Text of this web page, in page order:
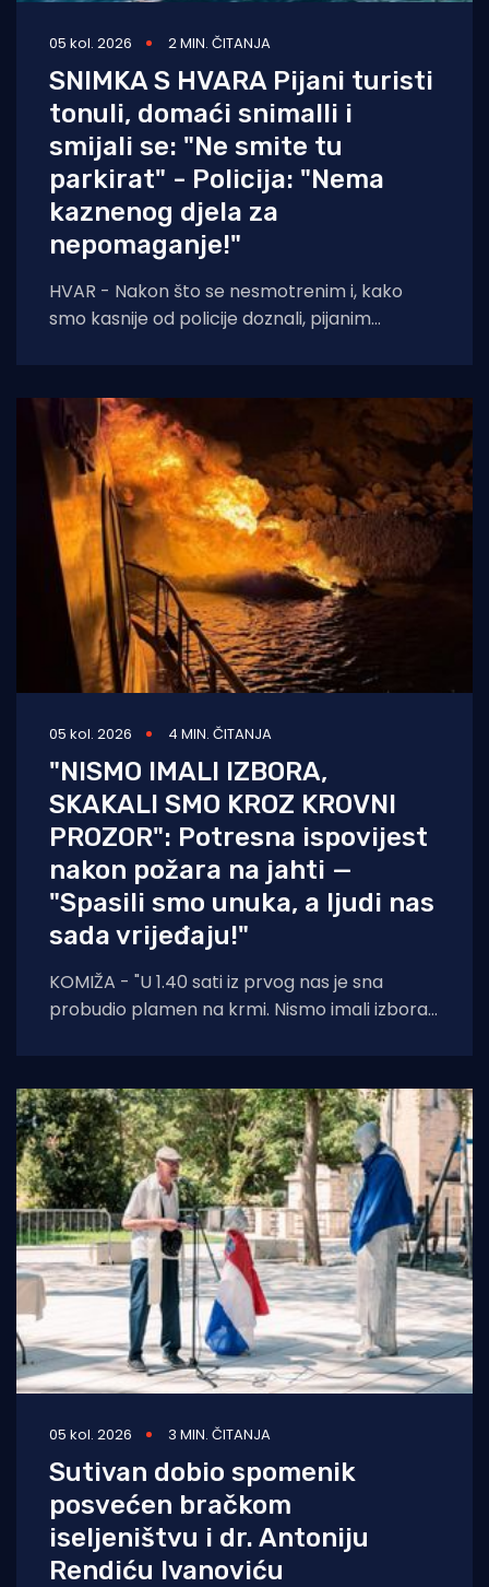
05 kol. 2026 2 MIN. ČITANJA
SNIMKA S HVARA Pijani turisti
tonuli, domaći snimalli i
smijali se: "Ne smite tu
parkirat" - Policija: "Nema
kaznenog djela za
nepomaganje!"
HVAR - Nakon što se nesmotrenim i, kako
smo kasnije od policije doznali, pijanim
05 kol. 2026 4 MIN. ČITANJA
"NISMO IMALI IZBORA,
SKAKALI SMO KROZ KROVNI
PROZOR": Potresna ispovijest
nakon požara na jahti —
"Spasili smo unuka, a ljudi nas
sada vrijeđaju!"
KOMIŽA - "U 1.40 sati iz prvog nas je sna
probudio plamen na krmi. Nismo imali izbora
05 kol. 2026 3 MIN. ČITANJA
Sutivan dobio spomenik
posvećen bračkom
iseljeništvu i dr. Antoniju
Rendiću Ivanoviću